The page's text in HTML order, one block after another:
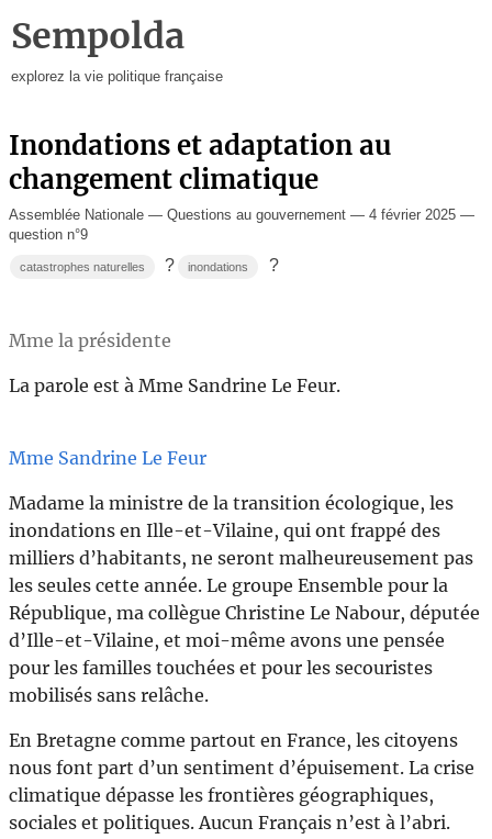
Sempolda
explorez la vie politique française
Inondations et adaptation au
changement climatique
Assemblée Nationale — Questions au gouvernement — 4 février 2025 —
question n°9
catastrophes naturelles ? inondations ?
Mme la présidente
La parole est à Mme Sandrine Le Feur.
Mme Sandrine Le Feur
Madame la ministre de la transition écologique, les
inondations en Ille-et-Vilaine, qui ont frappé des
milliers d’habitants, ne seront malheureusement pas
les seules cette année. Le groupe Ensemble pour la
République, ma collègue Christine Le Nabour, députée
d’Ille-et-Vilaine, et moi-même avons une pensée
pour les familles touchées et pour les secouristes
mobilisés sans relâche.
En Bretagne comme partout en France, les citoyens
nous font part d’un sentiment d’épuisement. La crise
climatique dépasse les frontières géographiques,
sociales et politiques. Aucun Français n’est à l’abri.